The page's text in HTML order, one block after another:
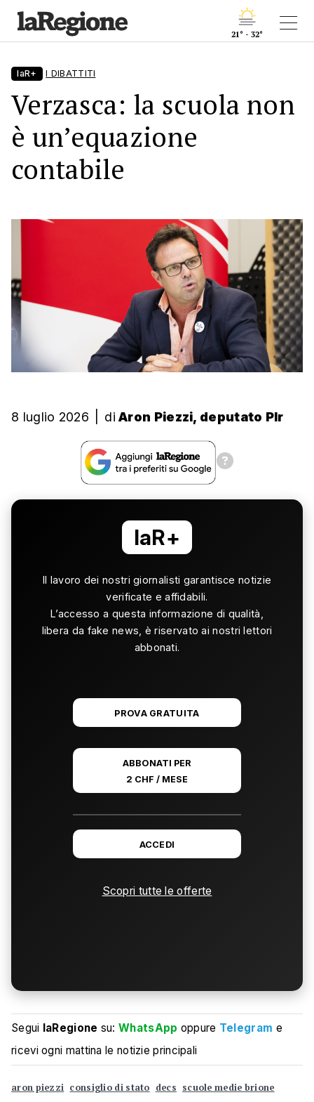
21° - 32°
laR+ I DIBATTITI
Verzasca: la scuola non
è un’equazione
contabile
8 luglio 2026 di Aron Piezzi, deputato Plr
laR+
Il lavoro dei nostri giornalisti garantisce notizie
verificate e affidabili.
L’accesso a questa informazione di qualità,
libera da fake news, è riservato ai nostri lettori
abbonati.
PROVA GRATUITA
ABBONATI PER
2 CHF / MESE
ACCEDI
Scopri tutte le offerte
Segui laRegione su:WhatsApp oppure Telegram e
ricevi ogni mattina le notizie principali
aron piezzi consiglio di stato decs scuole medie brione